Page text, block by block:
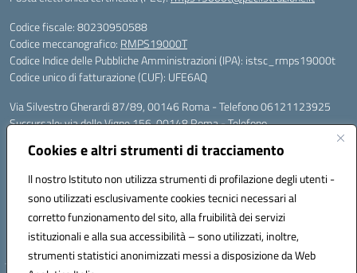
Cookies e altri strumenti di tracciamento
Il nostro Istituto non utilizza strumenti di profilazione degli utenti -
sono utilizzati esclusivamente cookies tecnici necessari al
corretto funzionamento del sito, alla fruibilità dei servizi
istituzionali e alla sua accessibilità – sono utilizzati, inoltre,
strumenti statistici anonimizzati messi a disposizione da Web
Codice fiscale: 80230950588
Codice meccanografico: RMPS19000T
Codice Indice delle Pubbliche Amministrazioni (IPA): istsc_rmps19000t
Codice unico di fatturazione (CUF): UFE6AQ
Via Silvestro Gherardi 87/89, 00146 Roma - Telefono 06121123925
Succursale: via delle Vigne 156, 00148 Roma - Telefono
Mail: rmps19000t@istruzione.it - PEC: rmps19000t@pec.istruzione.it
Per contatti con il Dirigente Scolastico, utilizzare esclusivamente
Codice univoco ufficio: UFE6AQ
Codice meccanografico: RMPS19000T
Codice fiscale: 80230950588